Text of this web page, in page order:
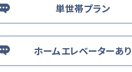
単世帯プラン
ホームエレベーターあり